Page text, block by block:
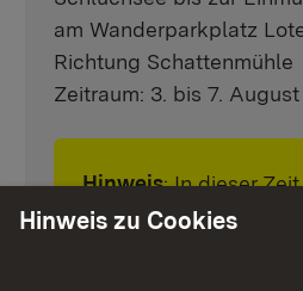
am Wanderparkplatz
Richtung Schattenmühle
Zeitraum: 3. bis 7.
Hinweis: In dieser
Wanderbuszur
Hinweis zu Cookies